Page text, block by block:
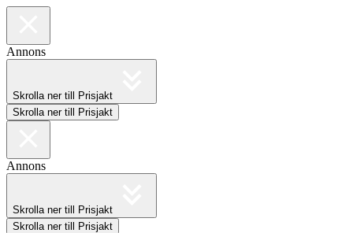
Annons
Skrolla ner till Prisjakt
Skrolla ner till Prisjakt
Annons
Skrolla ner till Prisjakt
Skrolla ner till Prisjakt